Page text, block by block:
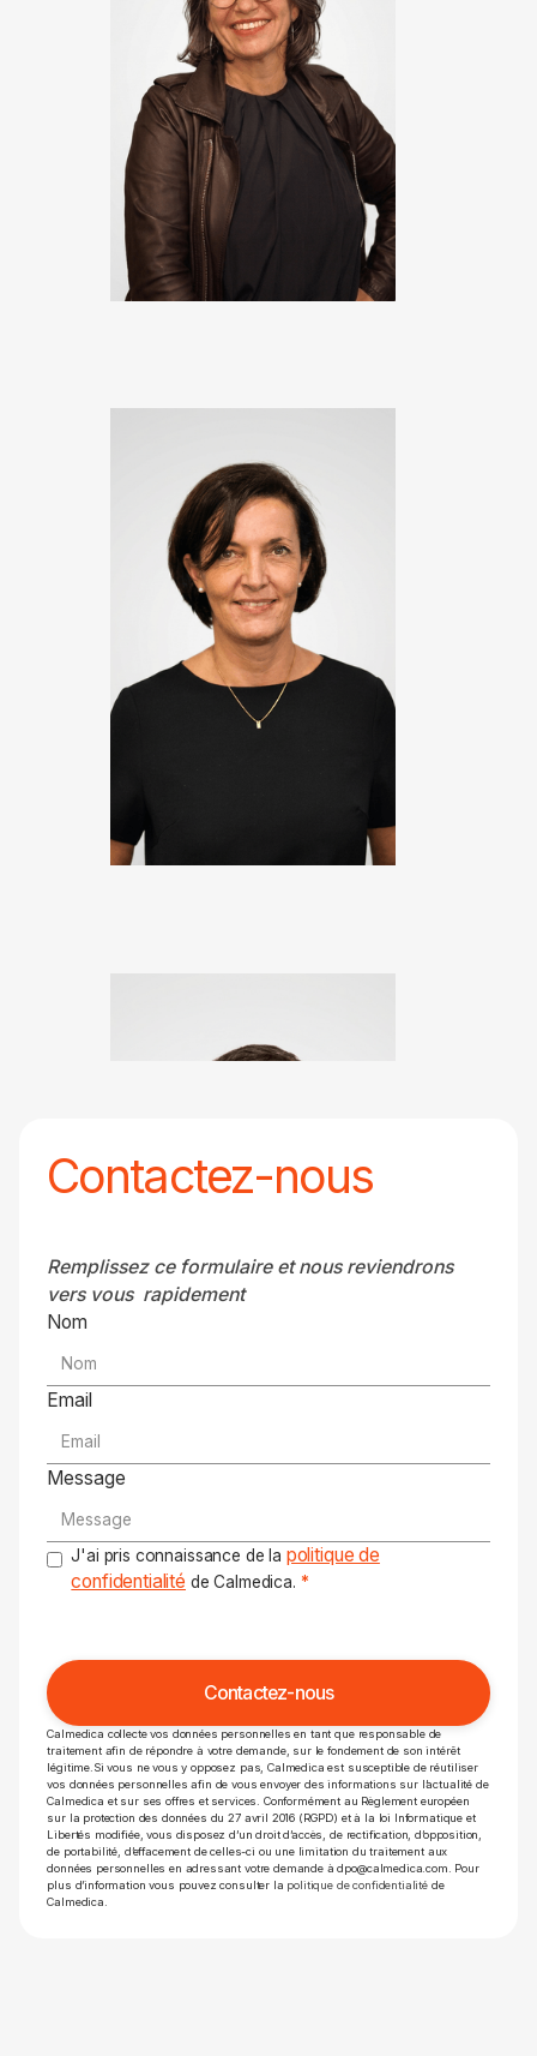
Directrice Qualité
Contactez-nous
Remplissez ce formulaire et nous reviendrons
vers vous rapidement
Nom
Email
Message
J'ai pris connaissance de la politique de
confidentialité de Calmedica. *
Calmedica collecte vos données personnelles en tant que responsable de
traitement afin de répondre à votre demande, sur le fondement de son intérêt
légitime.Si vous ne vous y opposez pas, Calmedica est susceptible de réutiliser
vos données personnelles afin de vous envoyer des informations sur l’actualité de
Calmedica et sur ses offres et services. Conformément au Règlement européen
sur la protection des données du 27 avril 2016 (RGPD) et à la loi Informatique et
Libertés modifiée, vous disposez d’un droit d’accès, de rectification, d’opposition,
de portabilité, d’effacement de celles-ci ou une limitation du traitement aux
données personnelles en adressant votre demande à dpo@calmedica.com. Pour
plus d’information vous pouvez consulter la politique de confidentialité de
Calmedica.